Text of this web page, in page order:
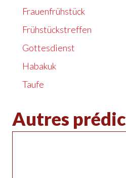
Frauenfrühstück
Frühstückstreffen
Gottesdienst
Habakuk
Taufe
Autres